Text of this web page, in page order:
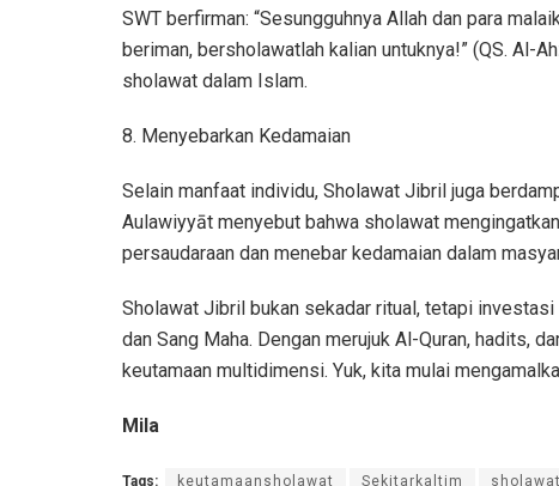
SWT berfirman: “Sesungguhnya Allah dan para
beriman, bersholawatlah kalian untuknya!” (QS. Al-
sholawat dalam Islam.
8. Menyebarkan Kedamaian
Selain manfaat individu, Sholawat Jibril juga
Aulawiyyāt menyebut bahwa sholawat
persaudaraan dan menebar kedamaian dalam
Sholawat Jibril bukan sekadar ritual, tetapi
dan Sang Maha. Dengan merujuk Al-Quran, hadits,
keutamaan multidimensi. Yuk, kita mulai
Mila
Tags: keutamaansholawat Sekitarkaltim sholawat